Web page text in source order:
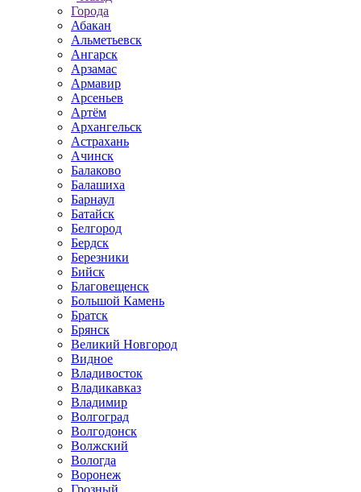
Города
Абакан
Альметьевск
Ангарск
Арзамас
Армавир
Арсеньев
Артём
Архангельск
Астрахань
Ачинск
Балаково
Балашиха
Барнаул
Батайск
Белгород
Бердск
Березники
Бийск
Благовещенск
Большой Камень
Братск
Брянск
Великий Новгород
Видное
Владивосток
Владикавказ
Владимир
Волгоград
Волгодонск
Волжский
Вологда
Воронеж
Грозный